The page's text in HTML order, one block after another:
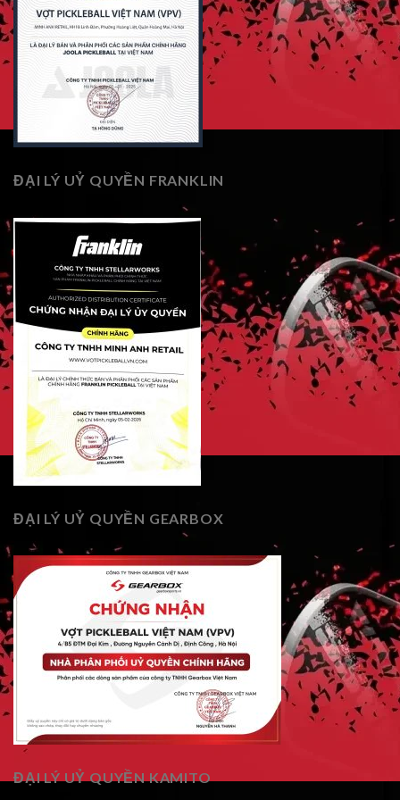
ĐẠI LÝ UỶ QUYỀN FRANKLIN
ĐẠI LÝ UỶ QUYỀN GEARBOX
ĐẠI LÝ UỶ QUYỀN KAMITO